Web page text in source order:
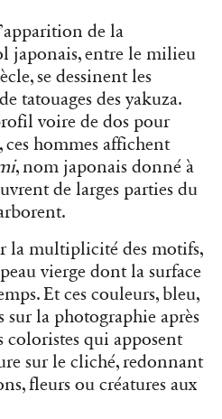
de la
japonais, entre le milieu
se dessinentles
tatouages des yakuza.
voire de dos pour
ces hommes affichent
, nom japonais donné à
de larges parties du
la multiplicité des motifs,
vierge dont la surface
Et ces couleurs, bleu,
sur la photographie après
coloristes qui apposent
sur le cliché, redonnant
fleurs ou créatures aux